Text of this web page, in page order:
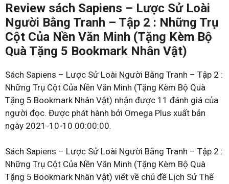
Review sách Sapiens – Lược Sử Loài
Người Bằng Tranh – Tập 2 : Những Trụ
Cột Của Nền Văn Minh (Tặng Kèm Bộ
Quà Tặng 5 Bookmark Nhân Vật)
Sách Sapiens – Lược Sử Loài Người Bằng Tranh – Tập 2 :
Những Trụ Cột Của Nền Văn Minh (Tặng Kèm Bộ Quà
Tặng 5 Bookmark Nhân Vật) nhận được 11 đánh giá của
người đọc. Được phát hành bởi Omega Plus xuất bản
ngày 2021-10-10 00:00:00.
Sách Sapiens – Lược Sử Loài Người Bằng Tranh – Tập 2 :
Những Trụ Cột Của Nền Văn Minh (Tặng Kèm Bộ Quà
Tặng 5 Bookmark Nhân Vật) viết về chủ đề Lịch Sử Thế